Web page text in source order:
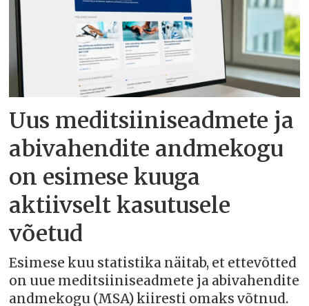
Uus meditsiiniseadmete ja
abivahendite andmekogu
on esimese kuuga
aktiivselt kasutusele
võetud
Esimese kuu statistika näitab, et ettevõtted
on uue meditsiiniseadmete ja abivahendite
andmekogu (MSA) kiiresti omaks võtnud.